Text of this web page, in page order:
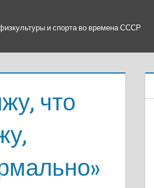
и спорта во времена СССР
что